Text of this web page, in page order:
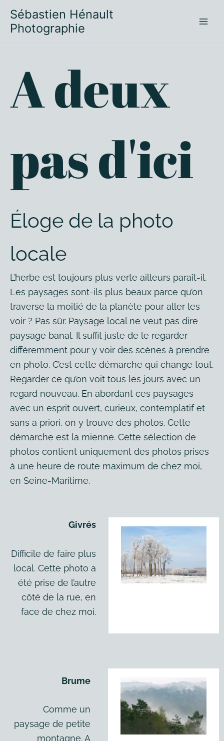
contenu
Sébastien Hénault
Photographie
A deux
pas d'ici
Éloge de la photo
locale
L’herbe est toujours plus verte ailleurs paraît-il.
Les paysages sont-ils plus beaux parce qu’on
traverse la moitié de la planète pour aller les
voir ? Pas sûr. Paysage local ne veut pas dire
paysage banal. Il suffit juste de le regarder
différemment pour y voir des scènes à prendre
en photo. C’est cette démarche qui change tout.
Regarder ce qu’on voit tous les jours avec un
regard nouveau. En abordant ces paysages
avec un esprit ouvert, curieux, contemplatif et
sans a priori, on y trouve des photos. Cette
démarche est la mienne. Cette sélection de
photos contient uniquement des photos prises
à une heure de route maximum de chez moi,
en Seine-Maritime.
Givrés
Difficile de faire plus
local. Cette photo a
été prise de l’autre
côté de la rue, en
face de chez moi.
Brume
Comme un
paysage de petite
montagne. A